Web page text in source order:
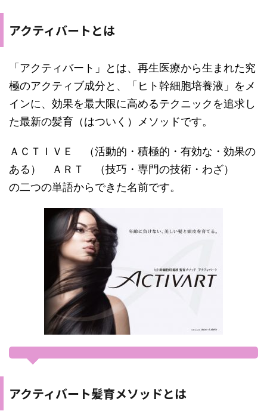
アクティバートとは
「アクティバート」とは、再生医療から生まれた究
極のアクティブ成分と、「ヒト幹細胞培養液」をメ
インに、効果を最大限に高めるテクニックを追求し
た最新の髪育（はついく）メソッドです。
ＡＣＴＩＶＥ （活動的・積極的・有効な・効果の
ある） ＡＲＴ （技巧・専門の技術・わざ）
の二つの単語からできた名前です。
アクティバート髪育メソッドとは